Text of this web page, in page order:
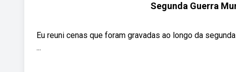
Segunda Guerra
Eu reuni cenas que foram gravadas ao longo da
...